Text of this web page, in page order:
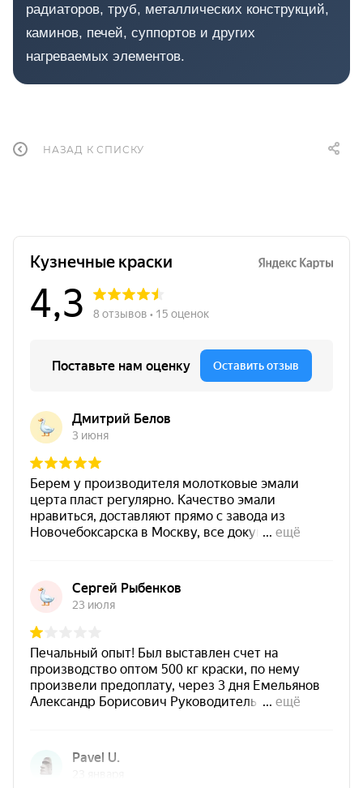
радиаторов, труб, металлических конструкций,
каминов, печей, суппортов и других
нагреваемых элементов.
НАЗАД К СПИСКУ